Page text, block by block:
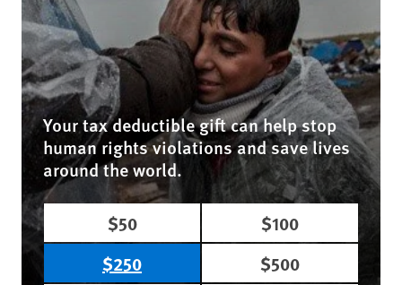
Your tax deductible gift can help stop
human rights violations and save lives
around the world.
$50
$100
$250
$500